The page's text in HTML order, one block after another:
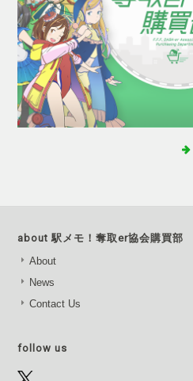
about 駅メモ！奪取er協会購買部
About
News
Contact Us
follow us